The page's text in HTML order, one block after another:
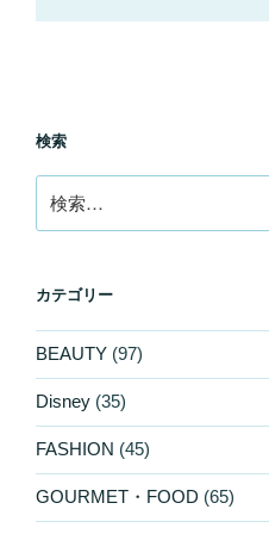
検索
索:
カテゴリー
BEAUTY (97)
Disney (35)
FASHION (45)
GOURMET・FOOD (65)